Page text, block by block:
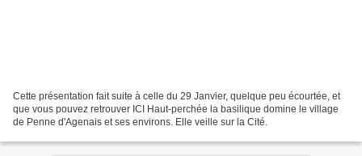
Cette présentation fait suite à celle du 29 Janvier, quelque peu écourtée, et
que vous pouvez retrouver ICI Haut-perchée la basilique domine le village
de Penne d'Agenais et ses environs. Elle veille sur la Cité.